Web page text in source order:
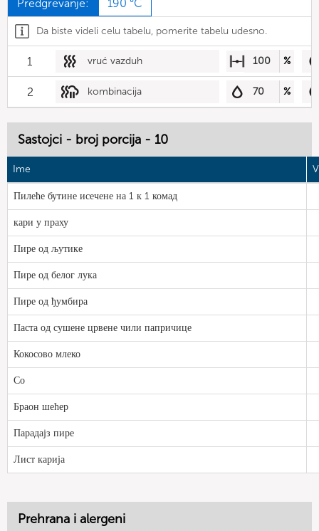
Predgrevanje: 190 °C
Da biste videli celu tabelu, pomerite tabelu udesno.
1 vruć vazduh 100 %
2 kombinacija 70 %
Sastojci - broj porcija - 10
Ime
Пилеће бутине исечене на 1 к 1 комад
кари у праху
Пире од љутике
Пире од белог лука
Пире од ђумбира
Паста од сушене црвене чили папричице
Кокосово млеко
Со
Браон шећер
Парадајз пире
Лист карија
Prehrana i alergeni